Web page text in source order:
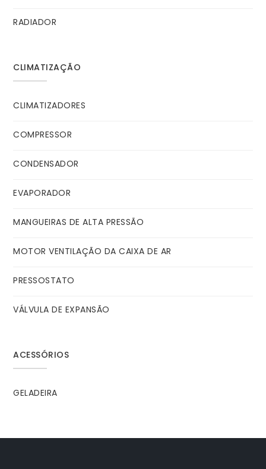
RADIADOR
CLIMATIZAÇÃO
CLIMATIZADORES
COMPRESSOR
CONDENSADOR
EVAPORADOR
MANGUEIRAS DE ALTA PRESSÃO
MOTOR VENTILAÇÃO DA CAIXA DE AR
PRESSOSTATO
VÁLVULA DE EXPANSÃO
ACESSÓRIOS
GELADEIRA